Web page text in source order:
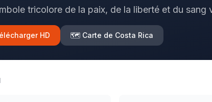
tricolore de la paix, de la liberté et du sang
HD 🗺️ Carte de Costa Rica